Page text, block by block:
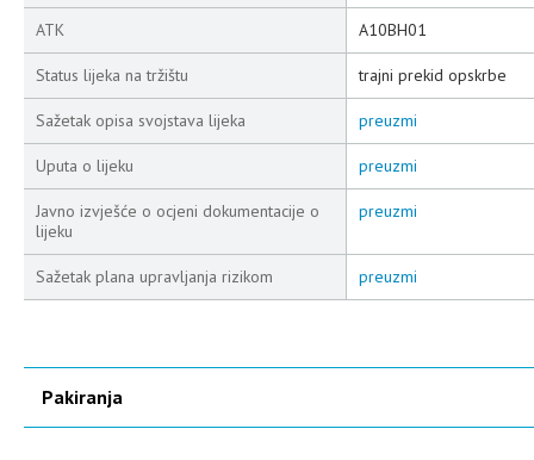
ATK A10BH01
Status lijeka na tržištu trajni prekid opskrbe
Sažetak opisa svojstava lijeka preuzmi
Uputa o lijeku preuzmi
Javno izvješće o ocjeni dokumentacije o
lijeku
preuzmi
Sažetak plana upravljanja rizikom preuzmi
Pakiranja